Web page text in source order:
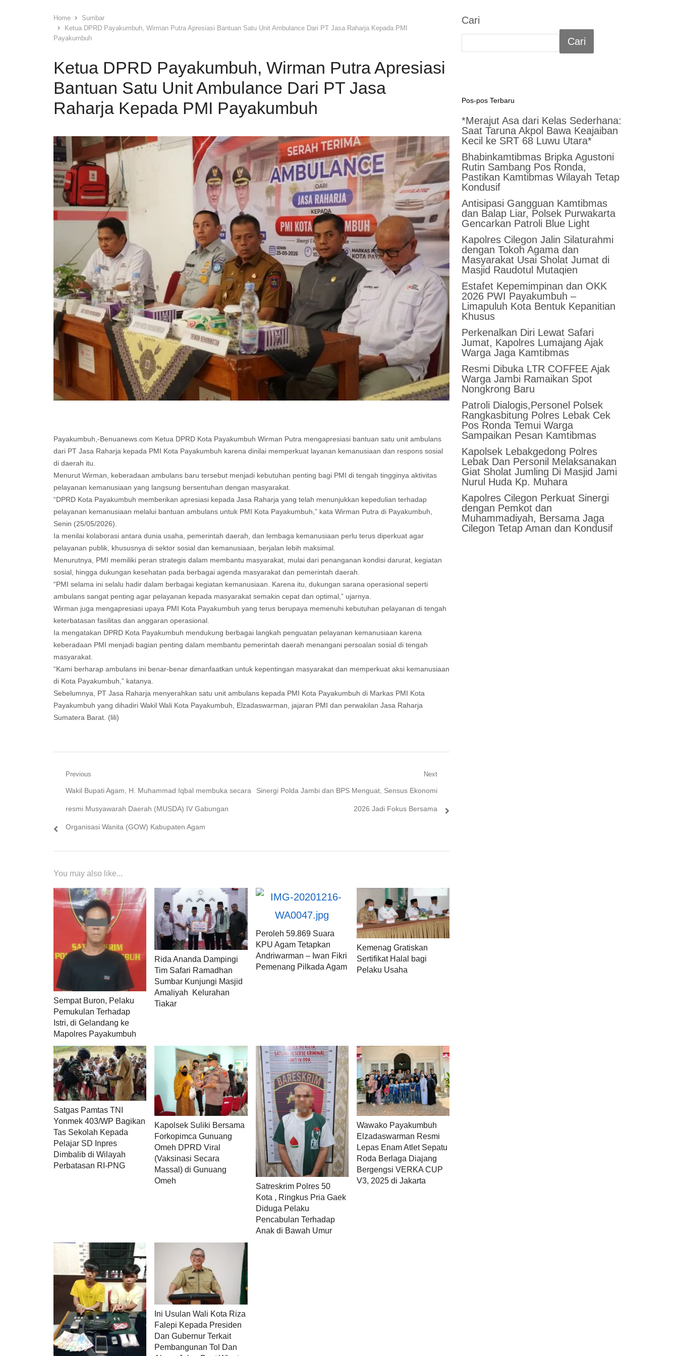
Home
Sumbar
Ketua DPRD Payakumbuh, Wirman Putra Apresiasi Bantuan Satu Unit Ambulance Dari PT Jasa Raharja Kepada PMI
Payakumbuh
Ketua DPRD Payakumbuh, Wirman Putra Apresiasi
Bantuan Satu Unit Ambulance Dari PT Jasa
Raharja Kepada PMI Payakumbuh
Payakumbuh,-Benuanews.com Ketua DPRD Kota Payakumbuh Wirman Putra mengapresiasi bantuan satu unit ambulans
dari PT Jasa Raharja kepada PMI Kota Payakumbuh karena dinilai memperkuat layanan kemanusiaan dan respons sosial
di daerah itu.
Menurut Wirman, keberadaan ambulans baru tersebut menjadi kebutuhan penting bagi PMI di tengah tingginya aktivitas
pelayanan kemanusiaan yang langsung bersentuhan dengan masyarakat.
“DPRD Kota Payakumbuh memberikan apresiasi kepada Jasa Raharja yang telah menunjukkan kepedulian terhadap
pelayanan kemanusiaan melalui bantuan ambulans untuk PMI Kota Payakumbuh,” kata Wirman Putra di Payakumbuh,
Senin (25/05/2026).
Ia menilai kolaborasi antara dunia usaha, pemerintah daerah, dan lembaga kemanusiaan perlu terus diperkuat agar
pelayanan publik, khususnya di sektor sosial dan kemanusiaan, berjalan lebih maksimal.
Menurutnya, PMI memiliki peran strategis dalam membantu masyarakat, mulai dari penanganan kondisi darurat, kegiatan
sosial, hingga dukungan kesehatan pada berbagai agenda masyarakat dan pemerintah daerah.
“PMI selama ini selalu hadir dalam berbagai kegiatan kemanusiaan. Karena itu, dukungan sarana operasional seperti
ambulans sangat penting agar pelayanan kepada masyarakat semakin cepat dan optimal,” ujarnya.
Wirman juga mengapresiasi upaya PMI Kota Payakumbuh yang terus berupaya memenuhi kebutuhan pelayanan di tengah
keterbatasan fasilitas dan anggaran operasional.
Ia mengatakan DPRD Kota Payakumbuh mendukung berbagai langkah penguatan pelayanan kemanusiaan karena
keberadaan PMI menjadi bagian penting dalam membantu pemerintah daerah menangani persoalan sosial di tengah
masyarakat.
“Kami berharap ambulans ini benar-benar dimanfaatkan untuk kepentingan masyarakat dan memperkuat aksi kemanusiaan
di Kota Payakumbuh,” katanya.
Sebelumnya, PT Jasa Raharja menyerahkan satu unit ambulans kepada PMI Kota Payakumbuh di Markas PMI Kota
Payakumbuh yang dihadiri Wakil Wali Kota Payakumbuh, Elzadaswarman, jajaran PMI dan perwakilan Jasa Raharja
Sumatera Barat. (lili)
Navigasi
pos
Previous
Previous
post:
Wakil Bupati Agam, H. Muhammad Iqbal membuka secara
resmi Musyawarah Daerah (MUSDA) IV Gabungan
Organisasi Wanita (GOW) Kabupaten Agam
Next
Next
Sinergi Polda Jambi dan BPS Menguat, Sensus Ekonomi
2026 Jadi Fokus Bersama
You may also like...
Sempat Buron, Pelaku
Pemukulan Terhadap
Istri, di Gelandang ke
Mapolres Payakumbuh
Rida Ananda Dampingi
Tim Safari Ramadhan
Sumbar Kunjungi Masjid
Amaliyah Kelurahan
Tiakar
Peroleh 59.869 Suara
KPU Agam Tetapkan
Andriwarman – Iwan Fikri
Pemenang Pilkada Agam
Kemenag Gratiskan
Sertifikat Halal bagi
Pelaku Usaha
Satgas Pamtas TNI
Yonmek 403/WP Bagikan
Tas Sekolah Kepada
Pelajar SD Inpres
Dimbalib di Wilayah
Perbatasan RI-PNG
Kapolsek Suliki Bersama
Forkopimca Gunuang
Omeh DPRD Viral
(Vaksinasi Secara
Massal) di Gunuang
Omeh
Satreskrim Polres 50
Kota , Ringkus Pria Gaek
Diduga Pelaku
Pencabulan Terhadap
Anak di Bawah Umur
Wawako Payakumbuh
Elzadaswarman Resmi
Lepas Enam Atlet Sepatu
Roda Berlaga Diajang
Bergengsi VERKA CUP
V3, 2025 di Jakarta
Ini Usulan Wali Kota Riza
Falepi Kepada Presiden
Dan Gubernur Terkait
Pembangunan Tol Dan
Cari
Cari
Pos-pos Terbaru
*Merajut Asa dari Kelas Sederhana:
Saat Taruna Akpol Bawa Keajaiban
Kecil ke SRT 68 Luwu Utara*
Bhabinkamtibmas Bripka Agustoni
Rutin Sambang Pos Ronda,
Pastikan Kamtibmas Wilayah Tetap
Kondusif
Antisipasi Gangguan Kamtibmas
dan Balap Liar, Polsek Purwakarta
Gencarkan Patroli Blue Light
Kapolres Cilegon Jalin Silaturahmi
dengan Tokoh Agama dan
Masyarakat Usai Sholat Jumat di
Masjid Raudotul Mutaqien
Estafet Kepemimpinan dan OKK
2026 PWI Payakumbuh –
Limapuluh Kota Bentuk Kepanitian
Khusus
Perkenalkan Diri Lewat Safari
Jumat, Kapolres Lumajang Ajak
Warga Jaga Kamtibmas
Resmi Dibuka LTR COFFEE Ajak
Warga Jambi Ramaikan Spot
Nongkrong Baru
Patroli Dialogis,Personel Polsek
Rangkasbitung Polres Lebak Cek
Pos Ronda Temui Warga
Sampaikan Pesan Kamtibmas
Kapolsek Lebakgedong Polres
Lebak Dan Personil Melaksanakan
Giat Sholat Jumling Di Masjid Jami
Nurul Huda Kp. Muhara
Kapolres Cilegon Perkuat Sinergi
dengan Pemkot dan
Muhammadiyah, Bersama Jaga
Cilegon Tetap Aman dan Kondusif